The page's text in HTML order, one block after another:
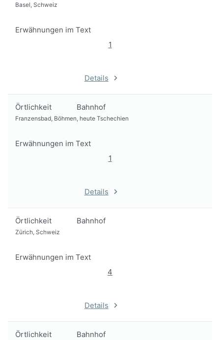
Basel, Schweiz
Erwähnungen im Text
1
Details
Örtlichkeit Bahnhof
Franzensbad, Böhmen, heute Tschechien
Erwähnungen im Text
1
Details
Örtlichkeit Bahnhof
Zürich, Schweiz
Erwähnungen im Text
4
Details
Örtlichkeit Bahnhof